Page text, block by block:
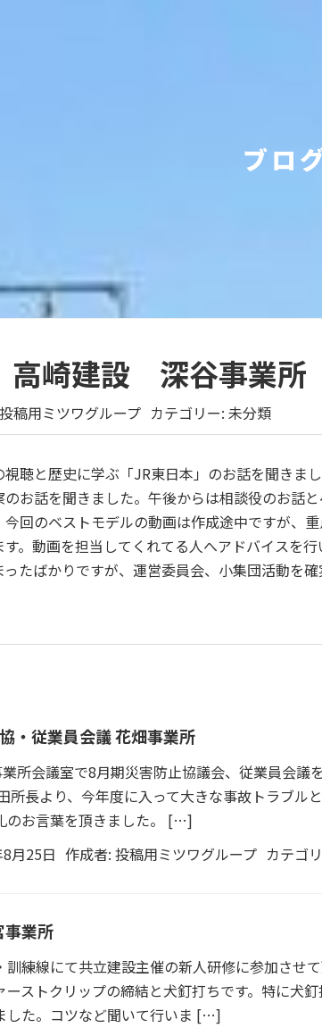
ブロ
高崎建設 深谷事業
投稿用ミツワグループ カテゴリー: 未分類
聴と歴史に学ぶ「JR東日本」のお話を聞きま
お話を聞きました。午後からは相談役のお話
回のベストモデルの動画は作成途中ですが、
。動画を担当してくれてる人へアドバイスを
たばかりですが、運営委員会、小集団活動を
・従業員会議 花畑事業所
所会議室で8月期災害防止協議会、従業員会議
所長より、今年度に入って大きな事故トラブル
のお言葉を頂きました。 […]
月25日 作成者: 投稿用ミツワグループ カテゴ
業所
訓練線にて共立建設主催の新人研修に参加させ
ーストクリップの締結と犬釘打ちです。特に犬
した。コツなど聞いて行いま […]